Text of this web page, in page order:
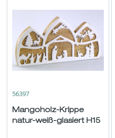
56397
Mangoholz-Krippe
natur-weiß-glasiert H15